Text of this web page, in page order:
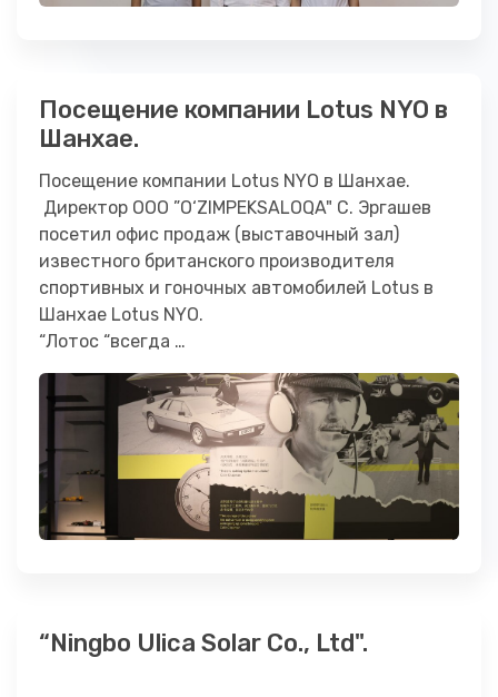
Посещение компании Lotus NYO в
Шанхае.
Посещение компании Lotus NYO в Шанхае.
Директор ООО ”O‘ZIMPEKSALOQA" С. Эргашев
посетил офис продаж (выставочный зал)
известного британского производителя
спортивных и гоночных автомобилей Lotus в
Шанхае Lotus NYO.
“Лотос “всегда …
“Ningbo Ulica Solar Co., Ltd".